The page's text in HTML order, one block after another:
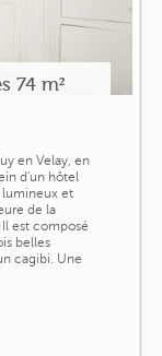
74 m²
en Velay, en
d'un hôtel
lumineux et
de la
est composé
belles
cagibi. Une